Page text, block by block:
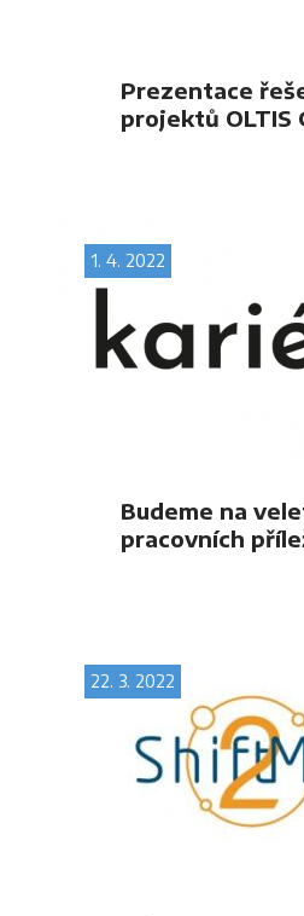
Prezentace
projektů OLTIS
1. 4. 2022
Budeme na
pracovních
22. 3. 2022